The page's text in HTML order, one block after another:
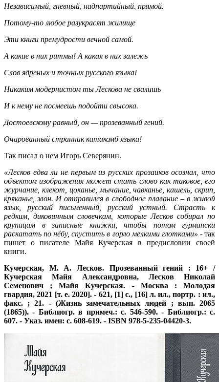
Независимый, гневный, надпартийный, прямой.
Потому-то любое разукрасят жилище
Эти книги премудрости вечной самой.
А какие в них ритмы! А какая в них залежь
Слов ядреных и точных русского языка!
Никаким модернистом ты Лескова не свалишь
И к нему не посмеешь подойти свысока.
Достоевскому равный, он — прозеванный гений.
Очарованный странник катакомб языка!
Так писал о нем Игорь Северянин.
«Лесков едва ли не первым из русских прозаиков осознал, что
объектом изображения может стать слово как таковое, его
журчание, клекот, цоканье, мычание, чавканье, кашель, скрип,
кряканье, звон. И отправился в свободное плавание – в живой
язык, русский письменный, русский устный. Страсть к
редким, диковинным словечкам, которые Лесков собирал по
крупицам в записные книжки, чтобы потом гурмански
раскатать по нёбу, спустить в горло мелкими глотками» - так
пишет о писателе Майя Кучерская в предисловии своей
книги.
Кучерская, М. А. Лесков. Прозеванный гений : 16+ /
Кучерская Майя Александровна, Лесков Николай
Семенович ; Майя Кучерская. - Москва : Молодая
гвардия, 2021 [т. е. 2020]. - 621, [1] с., [16] л. ил., портр. : ил.,
факс. ; 21. - (Жизнь замечательных людей ; вып. 2065
(1865)). - Библиогр. в примеч.: с. 546-590. - Библиогр.: с.
607. - Указ. имен: с. 608-619. - ISBN 978-5-235-04420-3.